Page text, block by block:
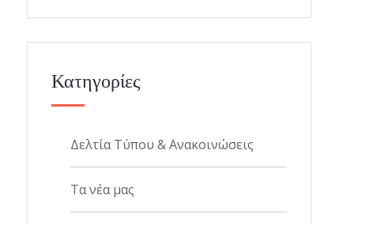
Κατηγορίες
Δελτία Τύπου & Ανακοινώσεις
Τα νέα μας